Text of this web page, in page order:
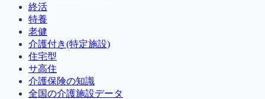
終活
特養
老健
介護付き(特定施設)
住宅型
サ高住
介護保険の知識
全国の介護施設データ